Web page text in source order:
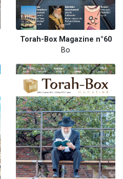
Torah-Box Magazine n°60
Bo